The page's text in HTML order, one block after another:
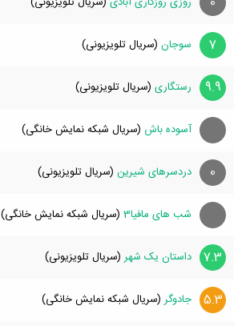
7 سوجان (سریال تلویزیونی)
9.9 رستگاری (سریال تلویزیونی)
آسوده باش (سریال شبکه نمایش خانگی)
0 دردسرهای شیرین (سریال تلویزیونی)
شب های مافیا3 (سریال شبکه نمایش خانگی)
7.3 داستان یک شهر (سریال تلویزیونی)
5.3 جادوگر (سریال شبکه نمایش خانگی)